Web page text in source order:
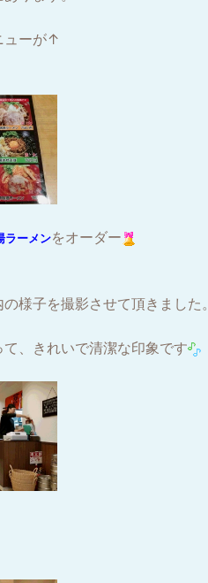
ューが↑
ラーメンをオーダー
様子を撮影させて頂きました。
、きれいで清潔な印象です